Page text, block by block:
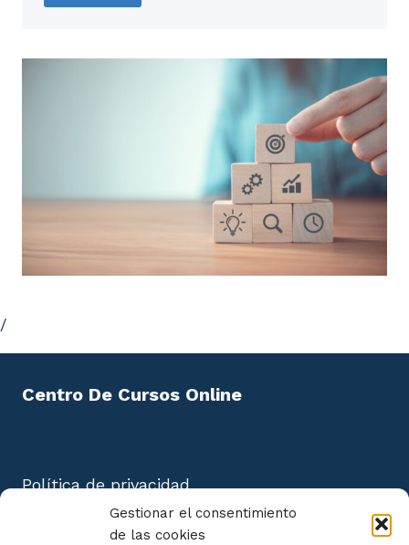
Gestionar el consentimiento
de las cookies
/
Centro De Cursos Online
Política de privacidad
Aviso Legal
Política de cookies